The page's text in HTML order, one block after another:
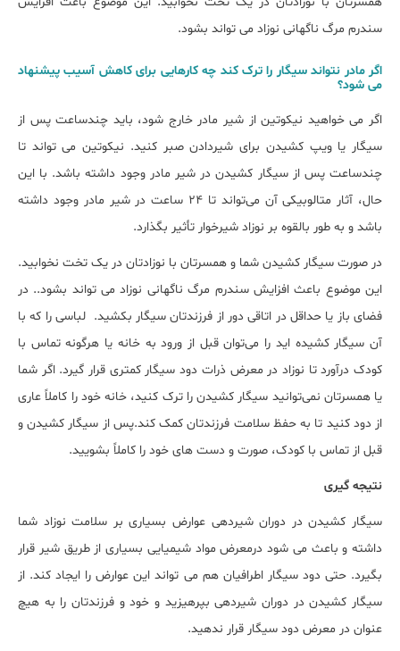
سندرم مرگ ناگهانی نوزاد می تواند بشود.
اگر مادر نتواند سیگار را ترک کند چه کارهایی برای کاهش آسیب پیشنهاد
می شود؟
اگر می خواهید نیکوتین از شیر مادر خارج شود، باید چندساعت پس از
سیگار یا ویپ کشیدن برای شیردادن صبر کنید. نیکوتین می تواند تا
چندساعت پس از سیگار کشیدن در شیر مادر وجود داشته باشد. با این
حال، آثار متالوبیکی آن می‌تواند تا 24 ساعت در شیر مادر وجود داشته
باشد و به طور بالقوه بر نوزاد شیرخوار تأثیر بگذارد.
در صورت سیگار کشیدن شما و همسرتان با نوزادتان در یک تخت نخوابید.
این موضوع باعث افزایش سندرم مرگ ناگهانی نوزاد می تواند بشود.. در
فضای باز یا حداقل در اتاقی دور از فرزندتان سیگار بکشید. لباسی را که با
آن سیگار کشیده اید را می‌توان قبل از ورود به خانه یا هرگونه تماس با
کودک درآورد تا نوزاد در معرض ذرات دود سیگار کمتری قرار گیرد. اگر شما
یا همسرتان نمی‌توانید سیگار کشیدن را ترک کنید، خانه خود را کاملاً عاری
از دود کنید تا به حفظ سلامت فرزندتان کمک کند.پس از سیگار کشیدن و
قبل از تماس با کودک، صورت و دست های خود را کاملاً بشویید.
نتیجه گیری
سیگار کشیدن در دوران شیردهی عوارض بسیاری بر سلامت نوزاد شما
داشته و باعث می شود درمعرض مواد شیمیایی بسیاری از طریق شیر قرار
بگیرد. حتی دود سیگار اطرافیان هم می تواند این عوارض را ایجاد کند. از
سیگار کشیدن در دوران شیردهی بپرهیزید و خود و فرزندتان را به هیچ
عنوان در معرض دود سیگار قرار ندهید.